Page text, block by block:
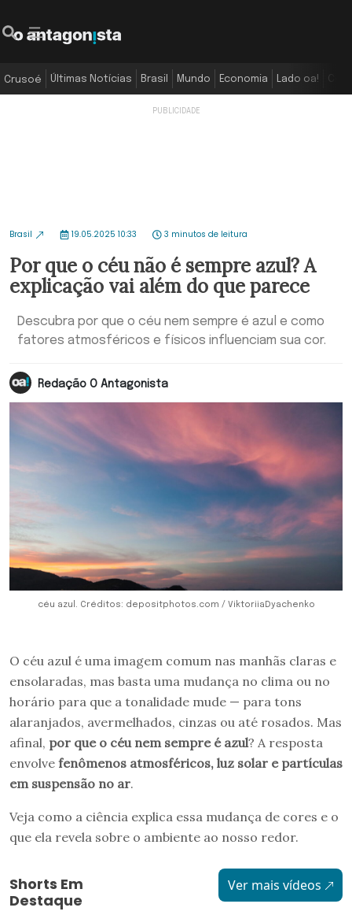
Crusoé Últimas Notícias Brasil Mundo Economia Lado oa!
Brasil 19.05.2025 10:33 3 minutos de leitura
Por que o céu não é sempre azul? A
explicação vai além do que parece
Descubra por que o céu nem sempre é azul e como
fatores atmosféricos e físicos influenciam sua cor.
Redação O Antagonista
céu azul. Créditos: depositphotos.com / ViktoriiaDyachenko
O céu azul é uma imagem comum nas manhãs claras e
ensolaradas, mas basta uma mudança no clima ou no
horário para que a tonalidade mude — para tons
alaranjados, avermelhados, cinzas ou até rosados. Mas
afinal, por que o céu nem sempre é azul? A resposta
envolve fenômenos atmosféricos, luz solar e partículas
em suspensão no ar.
Veja como a ciência explica essa mudança de cores e o
que ela revela sobre o ambiente ao nosso redor.
Shorts Em
Destaque
Ver mais vídeos